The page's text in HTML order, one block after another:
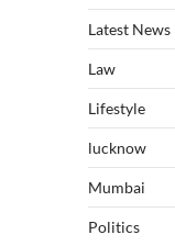
Latest News
Law
Lifestyle
lucknow
Mumbai
Politics